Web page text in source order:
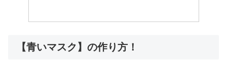
【青いマスク】の作り方！